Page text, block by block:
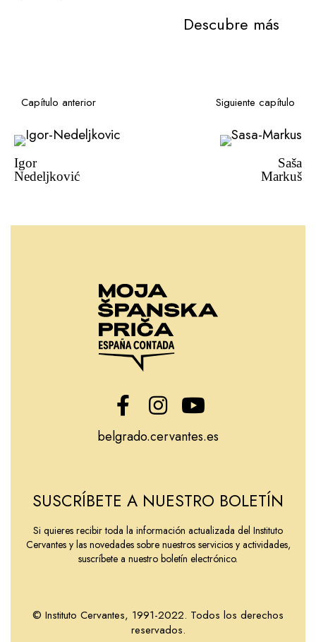
Descubre más
Capítulo anterior
Igor
Nedeljković
Siguiente capítulo
Saša
Markuš
belgrado.cervantes.es
SUSCRÍBETE A NUESTRO BOLETÍN
Si quieres recibir toda la información actualizada del Instituto
Cervantes y las novedades sobre nuestros servicios y actividades,
suscríbete a nuestro boletín electrónico.
© Instituto Cervantes, 1991-2022. Todos los derechos
reservados.